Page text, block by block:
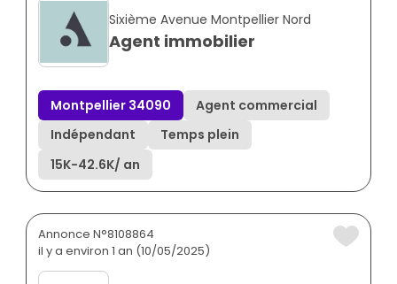
Sixième Avenue Montpellier Nord
Agent immobilier
Montpellier 34090
Agent commercial
Indépendant
Temps plein
15K-42.6K/ an
Annonce N°8108864
il y a environ 1 an (10/05/2025)